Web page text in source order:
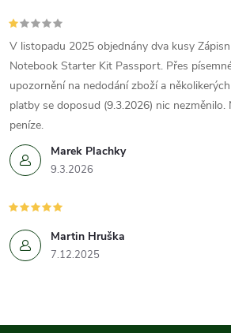
Marek Plachky
9.3.2026
V listopadu 2025 objednány dva kusy
Notebook Starter Kit Passport. Přes
upozornění na nedodání zboží a
platby se doposud (9.3.2026) nic nezměnilo.
peníze.
Martin Hruška
7.12.2025